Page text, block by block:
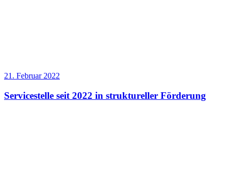
21. Februar 2022
Servicestelle seit 2022 in struktureller Förderung